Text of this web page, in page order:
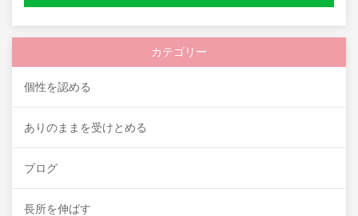
カテゴリー
個性を認める
ありのままを受けとめる
ブログ
長所を伸ばす